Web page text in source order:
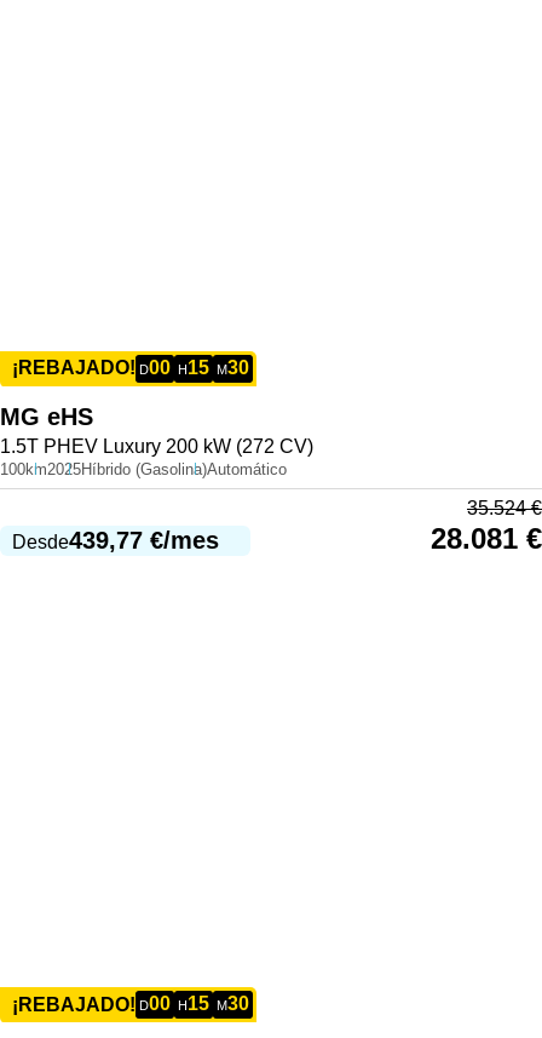
¡REBAJADO! D00 H15 M30
MG eHS
1.5T PHEV Luxury 200 kW (272 CV)
100km2025Híbrido (Gasolina)Automático
Desde439,77 €/mes
35.524€
28.081 €
¡REBAJADO! D00 H 15 M30